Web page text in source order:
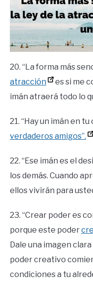
20. “La forma más
atracción
es si me
imán atraerá todo lo
21. “Hay un imán en
verdaderos amigos”.
22. “Ese imán es el
los demás. Cuando
ellos vivirán para
23. “Crear poder es
porque este poder
Dale una imagen
poder creativo
condiciones a tu